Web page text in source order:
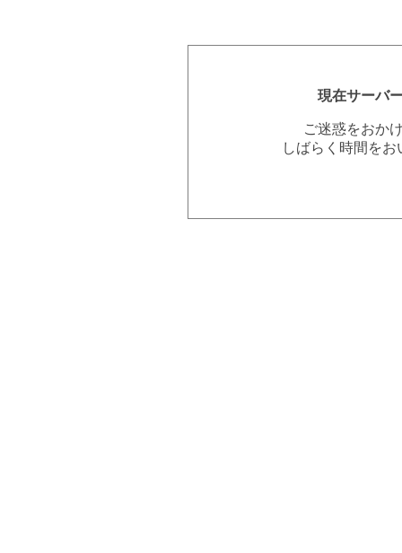
現在サーバ
ご迷惑をおか
しばらく時間を